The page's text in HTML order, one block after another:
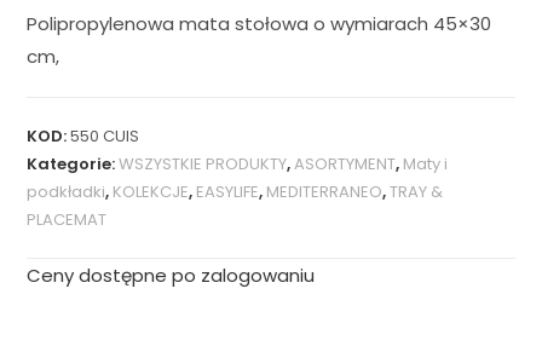
Polipropylenowa mata stołowa o wymiarach 45×30
cm,
KOD:550 CUIS
Kategorie:WSZYSTKIE PRODUKTY,ASORTYMENT, Maty i
podkładki, KOLEKCJE, EASYLIFE, MEDITERRANEO,TRAY &
PLACEMAT
Ceny dostępne po zalogowaniu